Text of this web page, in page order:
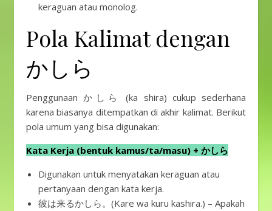
keraguan atau monolog.
Pola Kalimat dengan
かしら
Penggunaan かしら (ka shira) cukup sederhana
karena biasanya ditempatkan di akhir kalimat. Berikut
pola umum yang bisa digunakan:
Kata Kerja (bentuk kamus/ta/masu) + かしら
Digunakan untuk menyatakan keraguan atau
pertanyaan dengan kata kerja.
彼は来るかしら。(Kare wa kuru kashira.) – Apakah